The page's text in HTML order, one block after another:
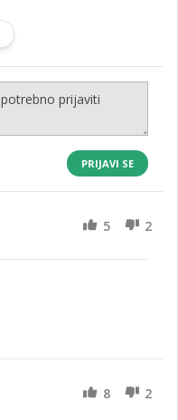
PRIJAVI SE
5 2
8 2